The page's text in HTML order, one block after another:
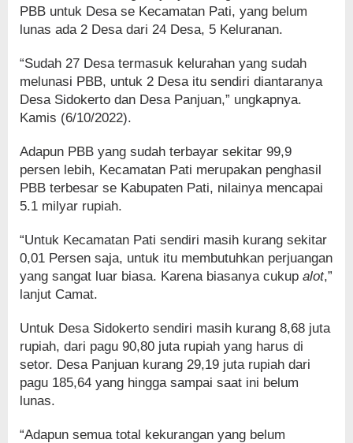
PBB untuk Desa se Kecamatan Pati, yang belum
lunas ada 2 Desa dari 24 Desa, 5 Keluranan.
“Sudah 27 Desa termasuk kelurahan yang sudah
melunasi PBB, untuk 2 Desa itu sendiri diantaranya
Desa Sidokerto dan Desa Panjuan,” ungkapnya.
Kamis (6/10/2022).
Adapun PBB yang sudah terbayar sekitar 99,9
persen lebih, Kecamatan Pati merupakan penghasil
PBB terbesar se Kabupaten Pati, nilainya mencapai
5.1 milyar rupiah.
“Untuk Kecamatan Pati sendiri masih kurang sekitar
0,01 Persen saja, untuk itu membutuhkan perjuangan
yang sangat luar biasa. Karena biasanya cukup alot,”
lanjut Camat.
Untuk Desa Sidokerto sendiri masih kurang 8,68 juta
rupiah, dari pagu 90,80 juta rupiah yang harus di
setor. Desa Panjuan kurang 29,19 juta rupiah dari
pagu 185,64 yang hingga sampai saat ini belum
lunas.
“Adapun semua total kekurangan yang belum